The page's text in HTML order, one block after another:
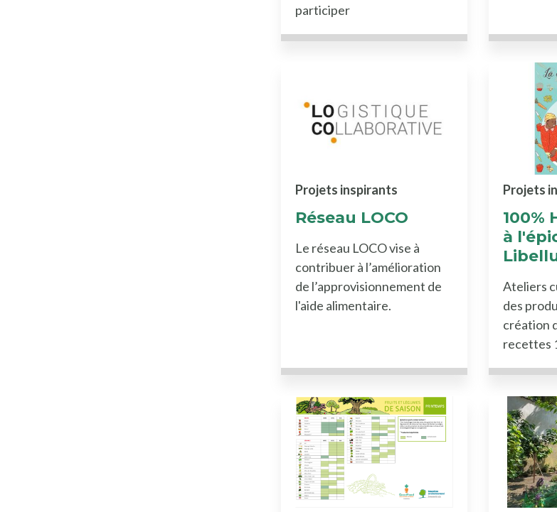
participer
Réseau LOCO
Projets inspirants
Le réseau LOCO vise à
contribuer à l’amélioration
de l’approvisionnement de
l'aide alimentaire.
100%
à
Projets
Ateliers
des
création
recettes